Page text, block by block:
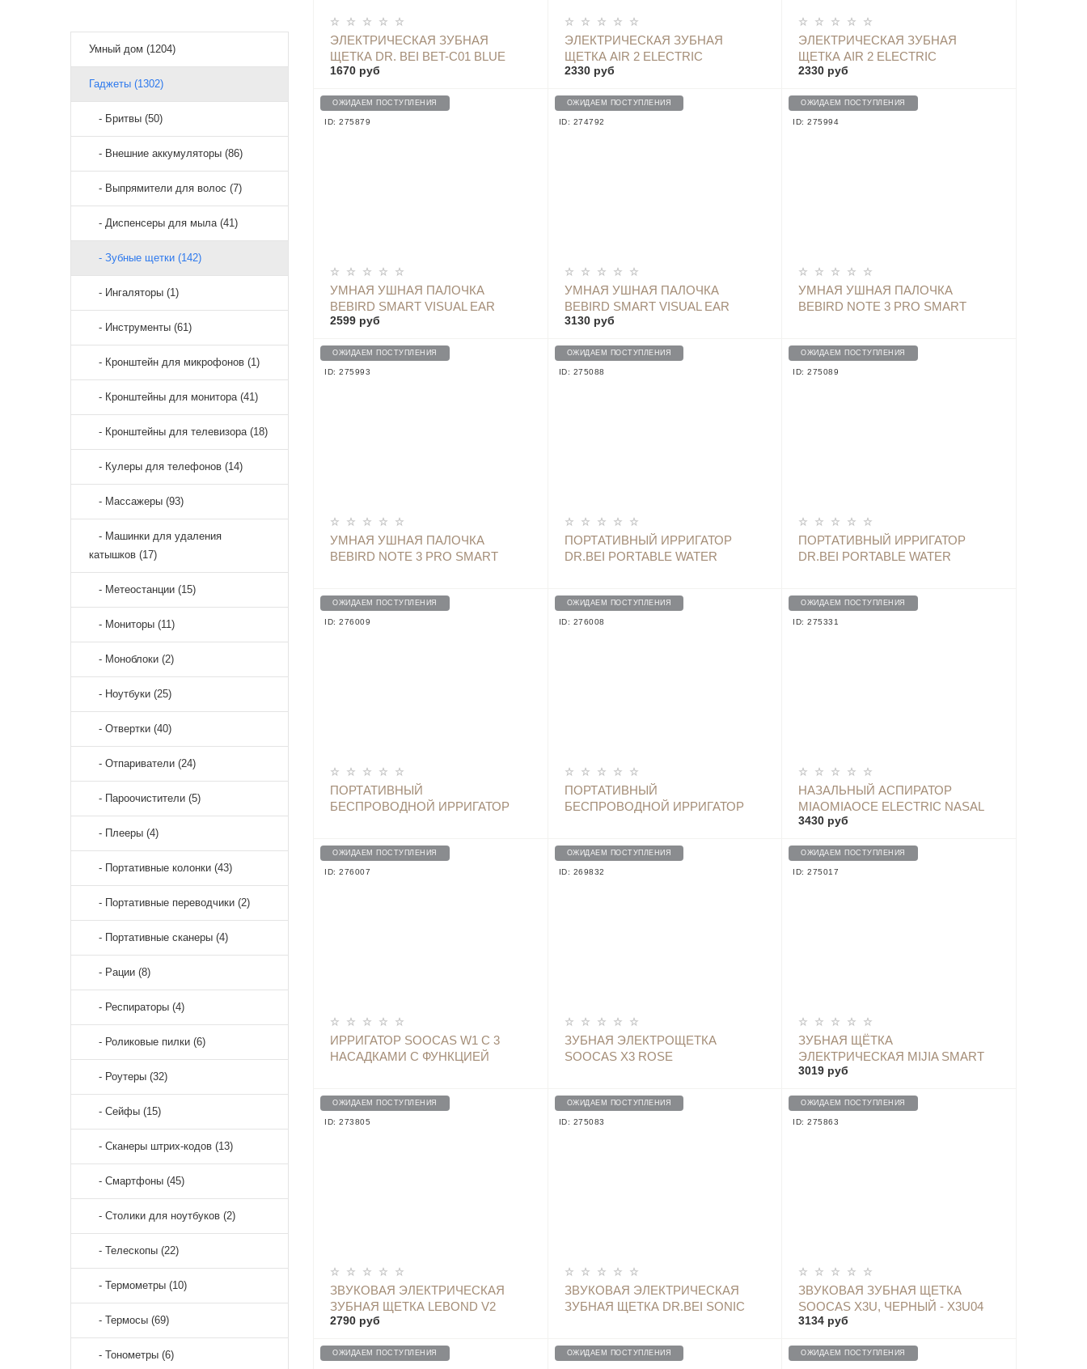
Умный дом (1204)
Гаджеты (1302)
- Бритвы (50)
- Внешние аккумуляторы (86)
- Выпрямители для волос (7)
- Диспенсеры для мыла (41)
- Зубные щетки (142)
- Ингаляторы (1)
- Инструменты (61)
- Кронштейн для микрофонов (1)
- Кронштейны для монитора (41)
- Кронштейны для телевизора (18)
- Кулеры для телефонов (14)
- Массажеры (93)
- Машинки для удаления
катышков (17)
- Метеостанции (15)
- Мониторы (11)
- Моноблоки (2)
- Ноутбуки (25)
- Отвертки (40)
- Отпариватели (24)
- Пароочистители (5)
- Плееры (4)
- Портативные колонки (43)
- Портативные переводчики (2)
- Портативные сканеры (4)
- Рации (8)
- Респираторы (4)
- Роликовые пилки (6)
- Роутеры (32)
- Сейфы (15)
- Сканеры штрих-кодов (13)
- Смартфоны (45)
- Столики для ноутбуков (2)
- Телескопы (22)
- Термометры (10)
- Термосы (69)
- Тонометры (6)
ЭЛЕКТРИЧЕСКАЯ ЗУБНАЯ
ЩЕТКА DR. BEI BET-C01 BLUE
1670 руб
ОПОВЕСТИТЬ
ЭЛЕКТРИЧЕСКАЯ ЗУБНАЯ
ЩЕТКА AIR 2 ELECTRIC
TOOTHBRUSH PURPLE IRIS
2330 руб
ОПОВЕСТИТЬ
ЭЛЕКТРИЧЕСКАЯ ЗУБНАЯ
ЩЕТКА AIR 2 ELECTRIC
TOOTHBRUSH PINK ROSE
2330 руб
ОПОВЕСТИТЬ
ОЖИДАЕМ ПОСТУПЛЕНИЯ
ID: 275879
УМНАЯ УШНАЯ ПАЛОЧКА
BEBIRD SMART VISUAL EAR
STICK X7 PRO ЗОЛОТИСТЫЙ
2599 руб
ОПОВЕСТИТЬ
ОЖИДАЕМ ПОСТУПЛЕНИЯ
ID: 274792
УМНАЯ УШНАЯ ПАЛОЧКА
BEBIRD SMART VISUAL EAR
STICK NOTE 3 WHITE
3130 руб
ОПОВЕСТИТЬ
ОЖИДАЕМ ПОСТУПЛЕНИЯ
ID: 275994
УМНАЯ УШНАЯ ПАЛОЧКА
BEBIRD NOTE 3 PRO SMART
ОПОВЕСТИТЬ
ОЖИДАЕМ ПОСТУПЛЕНИЯ
ID: 275993
УМНАЯ УШНАЯ ПАЛОЧКА
BEBIRD NOTE 3 PRO SMART
ОПОВЕСТИТЬ
ОЖИДАЕМ ПОСТУПЛЕНИЯ
ID: 275088
ПОРТАТИВНЫЙ ИРРИГАТОР
DR.BEI PORTABLE WATER
ОПОВЕСТИТЬ
ОЖИДАЕМ ПОСТУПЛЕНИЯ
ID: 275089
ПОРТАТИВНЫЙ ИРРИГАТОР
DR.BEI PORTABLE WATER
ОПОВЕСТИТЬ
ОЖИДАЕМ ПОСТУПЛЕНИЯ
ID: 276009
ПОРТАТИВНЫЙ
БЕСПРОВОДНОЙ ИРРИГАТОР
ОЖИДАЕМ ПОСТУПЛЕНИЯ
ID: 276008
ПОРТАТИВНЫЙ
БЕСПРОВОДНОЙ ИРРИГАТОР
ОЖИДАЕМ ПОСТУПЛЕНИЯ
ID: 275331
НАЗАЛЬНЫЙ АСПИРАТОР
MIAOMIAOCE ELECTRIC NASAL
WASH SET NJ159
3430 руб
ОПОВЕСТИТЬ
ОЖИДАЕМ ПОСТУПЛЕНИЯ
ID: 276007
ИРРИГАТОР SOOCAS W1 С 3
НАСАДКАМИ С ФУНКЦИЕЙ
ОЖИДАЕМ ПОСТУПЛЕНИЯ
ID: 269832
ЗУБНАЯ ЭЛЕКТРОЩЕТКА
SOOCAS X3 ROSE
ОПОВЕСТИТЬ
ОЖИДАЕМ ПОСТУПЛЕНИЯ
ID: 275017
ЗУБНАЯ ЩЁТКА
ЭЛЕКТРИЧЕСКАЯ MIJIA SMART
ELECTRIC TOOTHBRUSH T500
3019 руб
ОПОВЕСТИТЬ
ОЖИДАЕМ ПОСТУПЛЕНИЯ
ID: 273805
ЗВУКОВАЯ ЭЛЕКТРИЧЕСКАЯ
ЗУБНАЯ ЩЕТКА LEBOND V2
РОЗОВАЯ, 1 НАСАДКА
2790 руб
ОПОВЕСТИТЬ
ОЖИДАЕМ ПОСТУПЛЕНИЯ
ID: 275083
ЗВУКОВАЯ ЭЛЕКТРИЧЕСКАЯ
ЗУБНАЯ ЩЕТКА DR.BEI SONIC
ОПОВЕСТИТЬ
ОЖИДАЕМ ПОСТУПЛЕНИЯ
ID: 275863
ЗВУКОВАЯ ЗУБНАЯ ЩЕТКА
SOOCAS X3U, ЧЕРНЫЙ - X3U04
(ОДНА НАС.)
3134 руб
ОПОВЕСТИТЬ
ОЖИДАЕМ ПОСТУПЛЕНИЯ ОЖИДАЕМ ПОСТУПЛЕНИЯ ОЖИДАЕМ ПОСТУПЛЕНИЯ